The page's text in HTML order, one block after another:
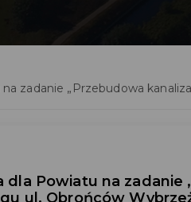
zadanie „Przebudowa
dla Powiatu na zadanie
ul. Obrońców